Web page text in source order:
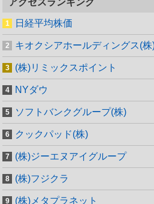
アクセスランキング
日経平均株価
キオクシアホールディングス(株
(株)リミックスポイント
NYダウ
ソフトバンクグループ(株)
クックパッド(株)
(株)ジーエヌアイグループ
(株)フジクラ
(株)メタプラネット